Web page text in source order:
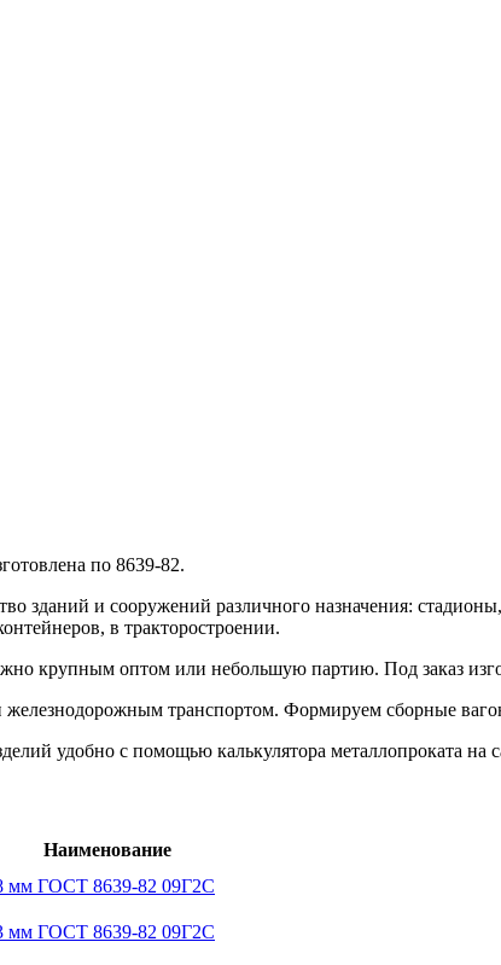
по 8639-82.
зданий и сооружений различного назначения:
в тракторостроении.
крупным оптом или небольшую партию. Под заказ
железнодорожным транспортом. Формируем сборные
удобно с помощью калькулятора металлопроката на
Наименование
мм ГОСТ 8639-82 09Г2С
мм ГОСТ 8639-82 09Г2С